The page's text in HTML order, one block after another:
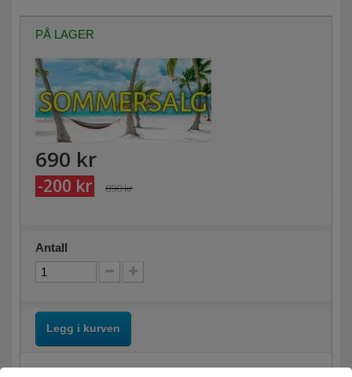
PÅ LAGER
690 kr
-200 kr 890 kr
Antall
Legg i kurven